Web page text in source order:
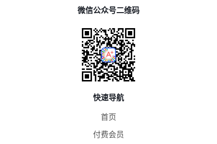
微信公众号二维码
快速导航
首页
付费会员